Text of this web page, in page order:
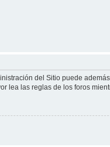
del Sitio puede
lea las reglas de los foros